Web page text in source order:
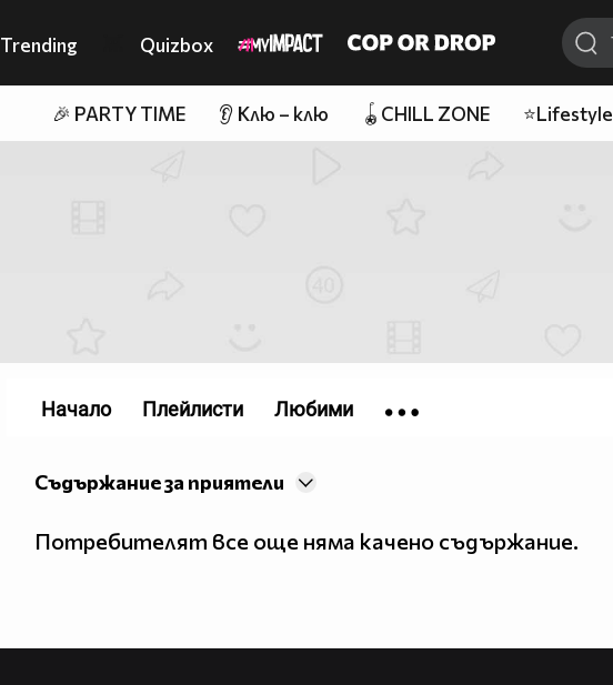
Trending Quizbox
🎉 PARTY TIME 👂 Клю – клю 🪀CHILL ZONE ⭐Lifestyle
Съдържание за приятели
Потребителят все още няма качено съдържание.
Начало Плейлисти Любими